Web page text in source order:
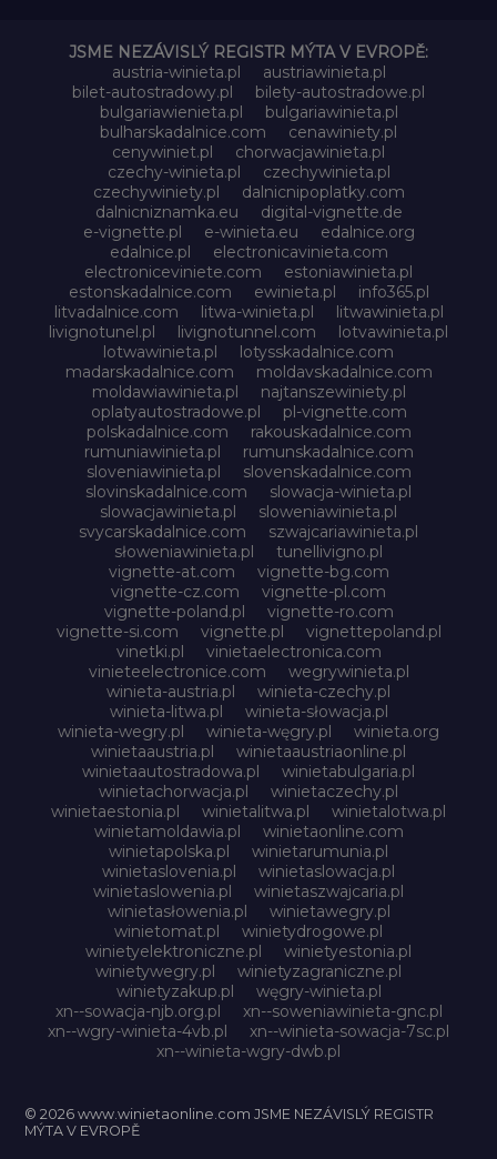
JSME NEZÁVISLÝ REGISTR MÝTA V EVROPĚ:
austria-winieta.pl
austriawinieta.pl
bilet-autostradowy.pl
bilety-autostradowe.pl
bulgariawienieta.pl
bulgariawinieta.pl
bulharskadalnice.com
cenawiniety.pl
cenywiniet.pl
chorwacjawinieta.pl
czechy-winieta.pl
czechywinieta.pl
czechywiniety.pl
dalnicnipoplatky.com
dalnicniznamka.eu
digital-vignette.de
e-vignette.pl
e-winieta.eu
edalnice.org
edalnice.pl
electronicavinieta.com
electroniceviniete.com
estoniawinieta.pl
estonskadalnice.com
ewinieta.pl
info365.pl
litvadalnice.com
litwa-winieta.pl
litwawinieta.pl
livignotunel.pl
livignotunnel.com
lotvawinieta.pl
lotwawinieta.pl
lotysskadalnice.com
madarskadalnice.com
moldavskadalnice.com
moldawiawinieta.pl
najtanszewiniety.pl
oplatyautostradowe.pl
pl-vignette.com
polskadalnice.com
rakouskadalnice.com
rumuniawinieta.pl
rumunskadalnice.com
sloveniawinieta.pl
slovenskadalnice.com
slovinskadalnice.com
slowacja-winieta.pl
slowacjawinieta.pl
sloweniawinieta.pl
svycarskadalnice.com
szwajcariawinieta.pl
słoweniawinieta.pl
tunellivigno.pl
vignette-at.com
vignette-bg.com
vignette-cz.com
vignette-pl.com
vignette-poland.pl
vignette-ro.com
vignette-si.com
vignette.pl
vignettepoland.pl
vinetki.pl
vinietaelectronica.com
vinieteelectronice.com
wegrywinieta.pl
winieta-austria.pl
winieta-czechy.pl
winieta-litwa.pl
winieta-słowacja.pl
winieta-wegry.pl
winieta-węgry.pl
winieta.org
winietaaustria.pl
winietaaustriaonline.pl
winietaautostradowa.pl
winietabulgaria.pl
winietachorwacja.pl
winietaczechy.pl
winietaestonia.pl
winietalitwa.pl
winietalotwa.pl
winietamoldawia.pl
winietaonline.com
winietapolska.pl
winietarumunia.pl
winietaslovenia.pl
winietaslowacja.pl
winietaslowenia.pl
winietaszwajcaria.pl
winietasłowenia.pl
winietawegry.pl
winietomat.pl
winietydrogowe.pl
winietyelektroniczne.pl
winietyestonia.pl
winietywegry.pl
winietyzagraniczne.pl
winietyzakup.pl
węgry-winieta.pl
xn--sowacja-njb.org.pl
xn--soweniawinieta-gnc.pl
xn--wgry-winieta-4vb.pl
xn--winieta-sowacja-7sc.pl
xn--winieta-wgry-dwb.pl
© 2026 www.winietaonline.com JSME NEZÁVISLÝ REGISTR
MÝTA V EVROPĚ